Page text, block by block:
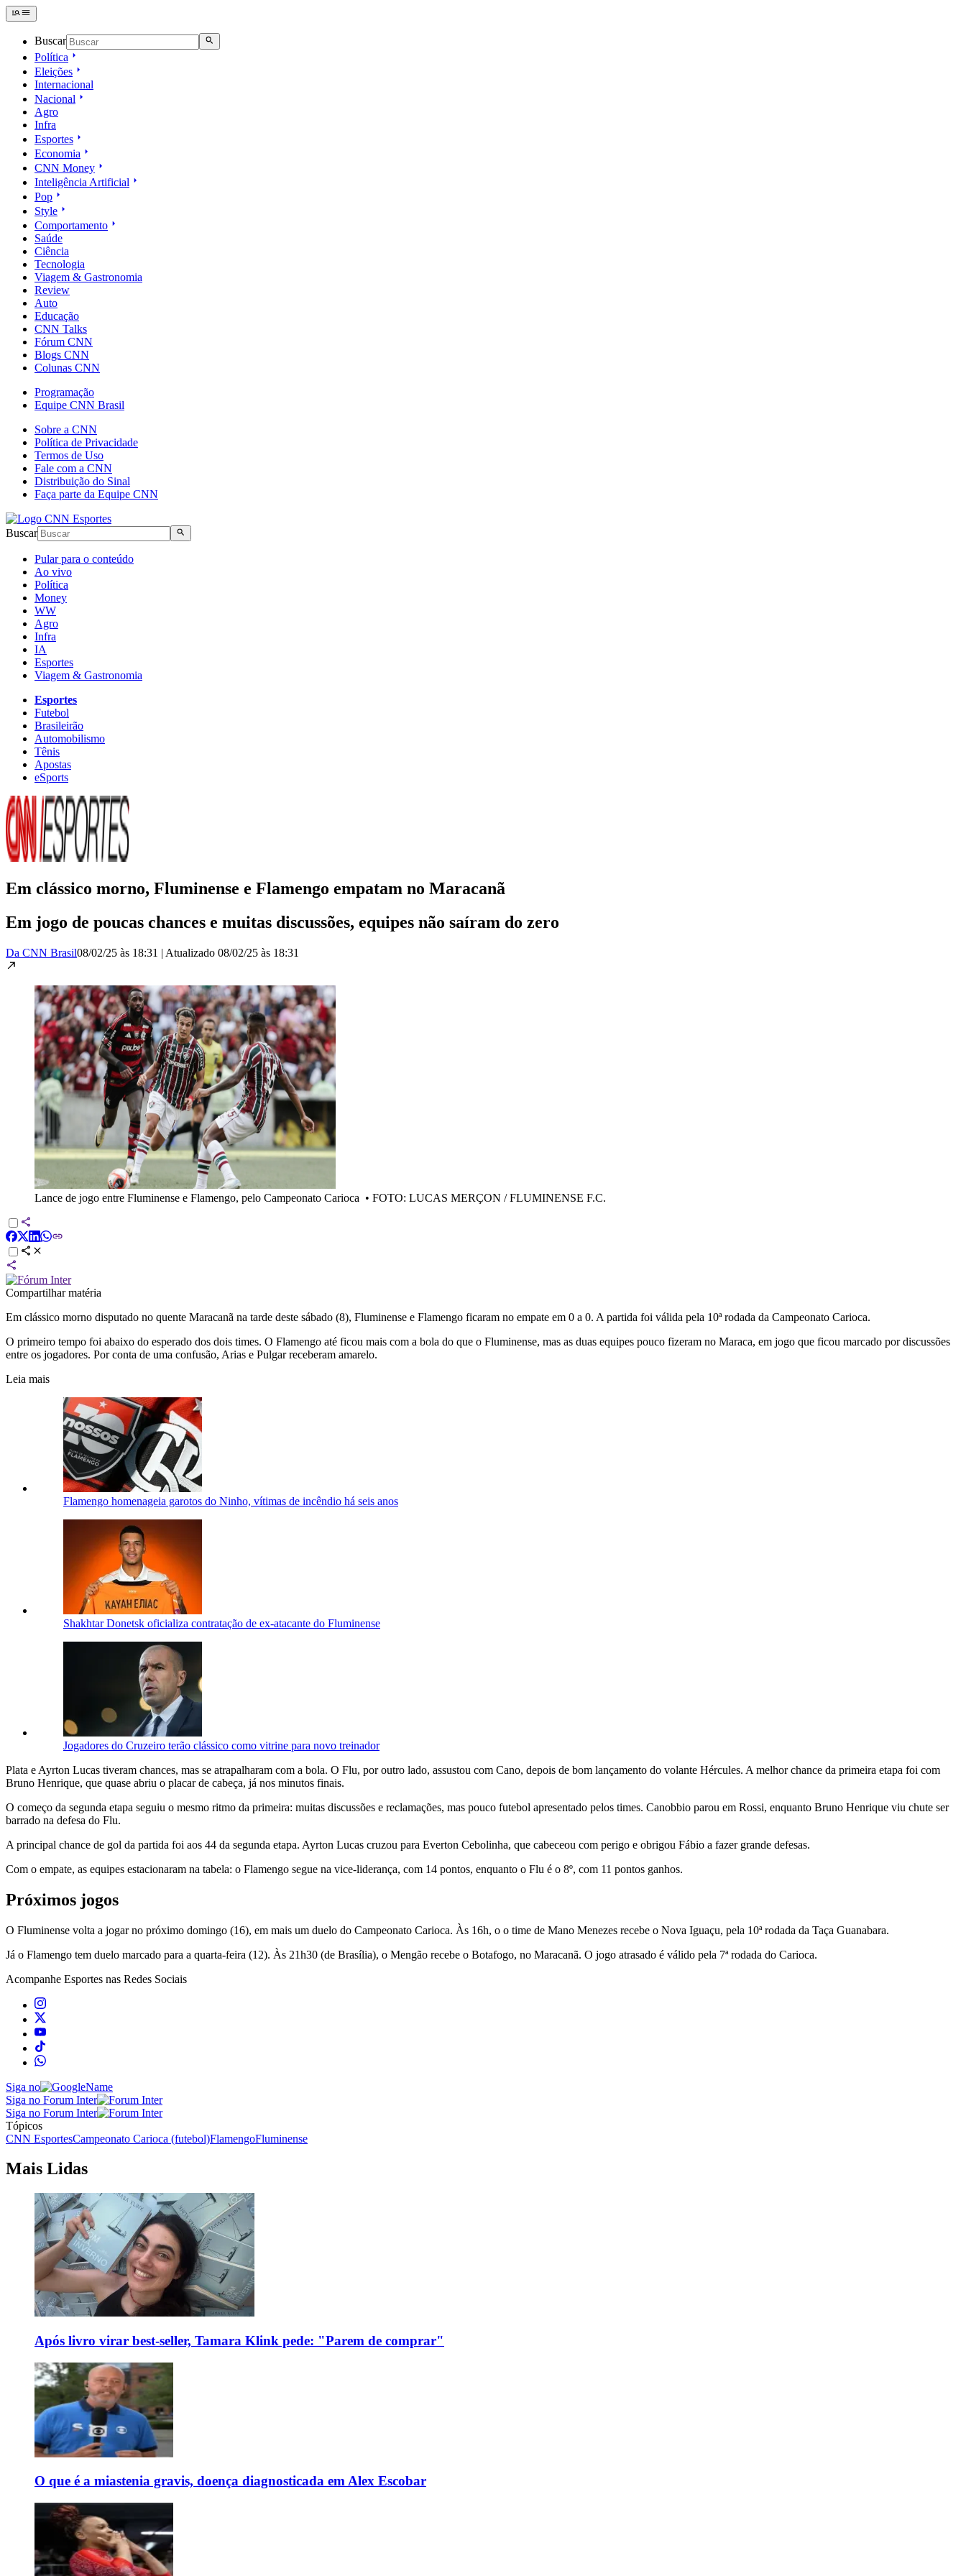
Buscar
Política
Eleições
Internacional
Nacional
Agro
Infra
Esportes
Economia
CNN Money
Inteligência Artificial
Pop
Style
Comportamento
Saúde
Ciência
Tecnologia
Viagem & Gastronomia
Review
Auto
Educação
CNN Talks
Fórum CNN
Blogs CNN
Colunas CNN
Programação
Equipe CNN Brasil
Sobre a CNN
Política de Privacidade
Termos de Uso
Fale com a CNN
Distribuição do Sinal
Faça parte da Equipe CNN
Buscar
Pular para o conteúdo
Ao vivo
Política
Money
WW
Agro
Infra
IA
Esportes
Viagem & Gastronomia
Esportes
Futebol
Brasileirão
Automobilismo
Tênis
Apostas
eSports
Em clássico morno, Fluminense e Flamengo empatam no Maracanã
Em jogo de poucas chances e muitas discussões, equipes não saíram do zero
Da CNN Brasil08/02/25 às 18:31 | Atualizado 08/02/25 às 18:31
Lance de jogo entre Fluminense e Flamengo, pelo Campeonato Carioca • FOTO: LUCAS MERÇON / FLUMINENSE F.C.
Compartilhar matéria
Em clássico morno disputado no quente Maracanã na tarde deste sábado (8), Fluminense e Flamengo ficaram no empate em 0 a 0. A partida foi válida pela 10ª rodada da Campeonato Carioca.
O primeiro tempo foi abaixo do esperado dos dois times. O Flamengo até ficou mais com a bola do que o Fluminense, mas as duas equipes pouco fizeram no Maraca, em jogo que ficou marcado por discussões
entre os jogadores. Por conta de uma confusão, Arias e Pulgar receberam amarelo.
Leia mais
Flamengo homenageia garotos do Ninho, vítimas de incêndio há seis anos
Shakhtar Donetsk oficializa contratação de ex-atacante do Fluminense
Jogadores do Cruzeiro terão clássico como vitrine para novo treinador
Plata e Ayrton Lucas tiveram chances, mas se atrapalharam com a bola. O Flu, por outro lado, assustou com Cano, depois de bom lançamento do volante Hércules. A melhor chance da primeira etapa foi com
Bruno Henrique, que quase abriu o placar de cabeça, já nos minutos finais.
O começo da segunda etapa seguiu o mesmo ritmo da primeira: muitas discussões e reclamações, mas pouco futebol apresentado pelos times. Canobbio parou em Rossi, enquanto Bruno Henrique viu chute ser
barrado na defesa do Flu.
A principal chance de gol da partida foi aos 44 da segunda etapa. Ayrton Lucas cruzou para Everton Cebolinha, que cabeceou com perigo e obrigou Fábio a fazer grande defesas.
Com o empate, as equipes estacionaram na tabela: o Flamengo segue na vice-liderança, com 14 pontos, enquanto o Flu é o 8º, com 11 pontos ganhos.
Próximos jogos
O Fluminense volta a jogar no próximo domingo (16), em mais um duelo do Campeonato Carioca. Às 16h, o o time de Mano Menezes recebe o Nova Iguaçu, pela 10ª rodada da Taça Guanabara.
Já o Flamengo tem duelo marcado para a quarta-feira (12). Às 21h30 (de Brasília), o Mengão recebe o Botafogo, no Maracanã. O jogo atrasado é válido pela 7ª rodada do Carioca.
Acompanhe Esportes nas Redes Sociais
Siga no
Siga no Forum Inter
Siga no Forum Inter
Tópicos
CNN EsportesCampeonato Carioca (futebol)FlamengoFluminense
Mais Lidas
Após livro virar best-seller, Tamara Klink pede: "Parem de comprar"
O que é a miastenia gravis, doença diagnosticada em Alex Escobar